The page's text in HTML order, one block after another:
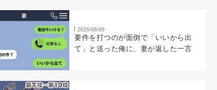
2026/08/09
要件を打つのが面倒で「いいから出
て」と送った俺に、妻が返した一言